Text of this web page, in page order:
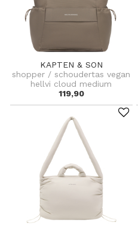
KAPTEN & SON
shopper / schoudertas vegan
hellvi cloud medium
119,90